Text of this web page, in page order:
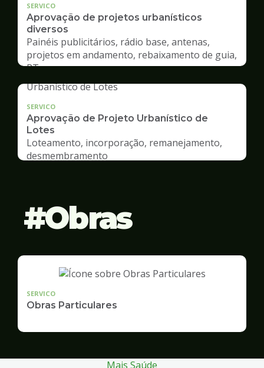
SERVICO
Aprovação de projetos urbanísticos
diversos
Painéis publicitários, rádio base, antenas,
projetos em andamento, rebaixamento de guia,
RT
SERVICO
Aprovação de Projeto Urbanístico de
Lotes
Loteamento, incorporação, remanejamento,
desmembramento
Obras
SERVICO
Obras Particulares
Mais Saúde